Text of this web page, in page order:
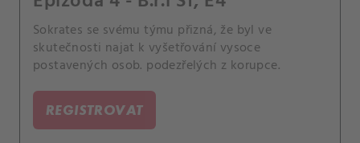
Sokrates se svému týmu přizná, že byl ve
skutečnosti najat k vyšetřování vysoce
postavených osob. podezřelých z korupce.
REGISTROVAT